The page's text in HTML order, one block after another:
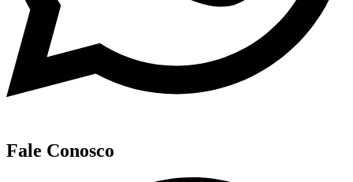
Fale Conosco